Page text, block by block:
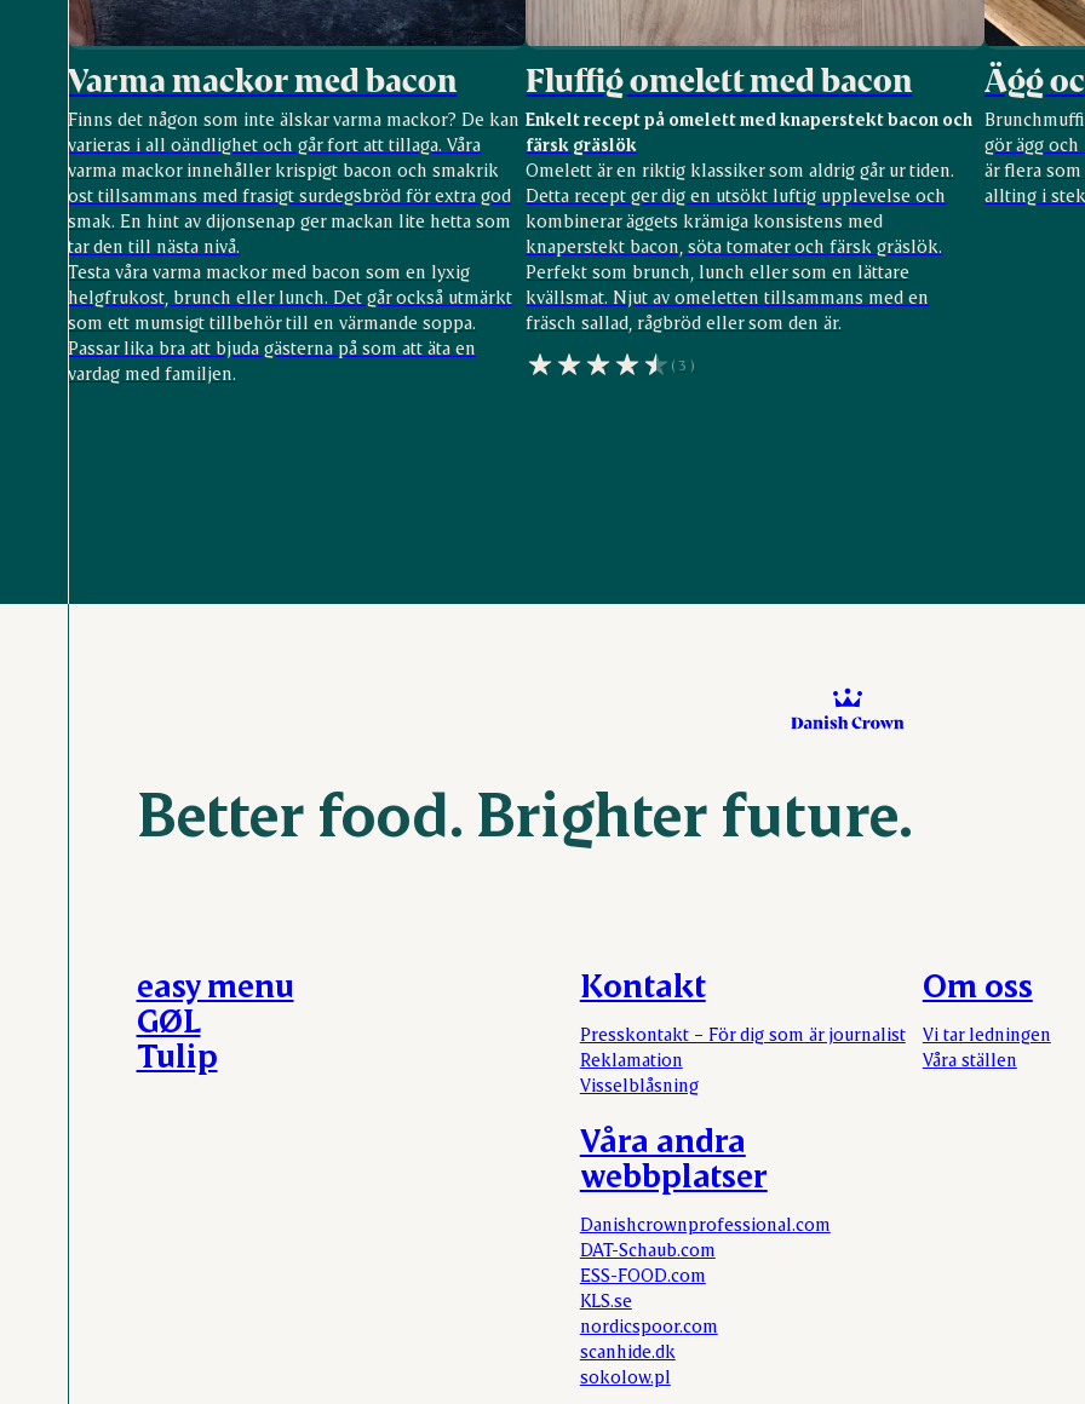
Varma mackor med bacon
Finns det någon som inte älskar varma mackor? De kan
varieras i all oändlighet och går fort att tillaga. Våra
varma mackor innehåller krispigt bacon och smakrik
ost tillsammans med frasigt surdegsbröd för extra god
smak. En hint av dijonsenap ger mackan lite hetta som
tar den till nästa nivå.
Testa våra varma mackor med bacon som en lyxig
helgfrukost, brunch eller lunch. Det går också utmärkt
som ett mumsigt tillbehör till en värmande soppa.
Passar lika bra att bjuda gästerna på som att äta en
vardag med familjen.
Fluffig omelett med bacon
Enkelt recept på omelett med knaperstekt bacon och
färsk gräslök
Omelett är en riktig klassiker som aldrig går ur tiden.
Detta recept ger dig en utsökt luftig upplevelse och
kombinerar äggets krämiga konsistens med
knaperstekt bacon, söta tomater och färsk gräslök.
Perfekt som brunch, lunch eller som en lättare
kvällsmat. Njut av omeletten tillsammans med en
fräsch sallad, rågbröd eller som den är.
(3)
Ägg
gör ägg
är flera
allting i
Better food. Brighter future.
Kontakt
Presskontakt – För dig som är journalist
Reklamation
Visselblåsning
Om oss
Vi tar ledningen
Våra ställen
Våra andra
webbplatser
Danishcrownprofessional.com
DAT-Schaub.com
ESS-FOOD.com
KLS.se
nordicspoor.com
scanhide.dk
sokolow.pl
easy menu
GØL
Tulip